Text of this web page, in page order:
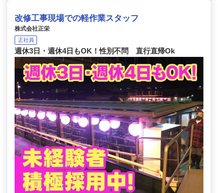
改修工事現場での軽作業スタッフ
株式会社正栄
正社員
週休3日・週休4日もOK！性別不問 直行直帰Ok